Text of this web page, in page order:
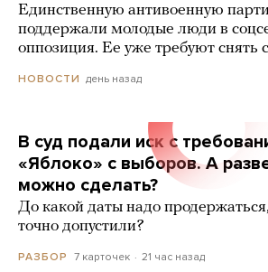
Единственную антивоенную
поддержали молодые люди в
оппозиция. Ее уже требуют снять
НОВОСТИ день назад
В суд подали иск с
«Яблоко» с выборов. А
можно сделать?
До какой даты надо
точно допустили?
РАЗБОР 7 карточек 21 час назад